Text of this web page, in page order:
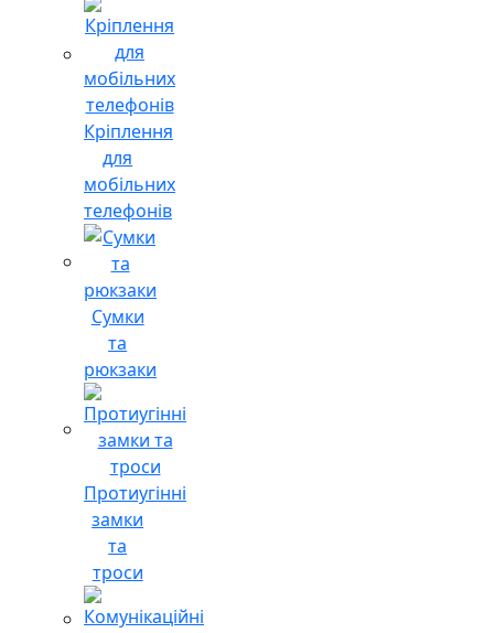
Кріплення
для
мобільних
телефонів
Сумки
та
рюкзаки
Протиугінні
замки
та
троси